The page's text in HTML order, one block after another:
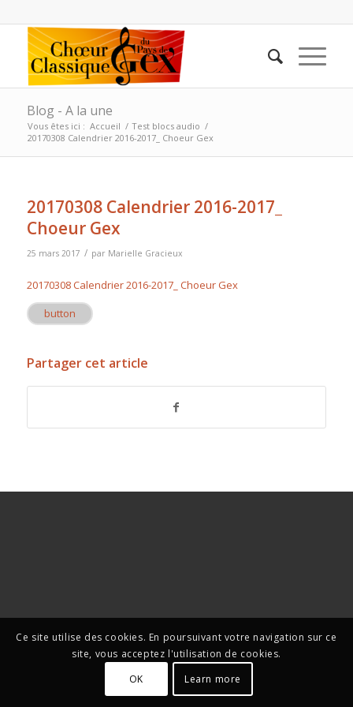
Blog - A la une
Vous êtes ici : Accueil / Test blocs audio /
20170308 Calendrier 2016-2017_ Choeur Gex
20170308 Calendrier 2016-2017_
Choeur Gex
25 mars 2017 / par Marielle Gracieux
20170308 Calendrier 2016-2017_ Choeur Gex
button
Partager cet article
Ce site utilise des cookies. En poursuivant votre navigation sur ce
site, vous acceptez l'utilisation de cookies.
OK
Learn more